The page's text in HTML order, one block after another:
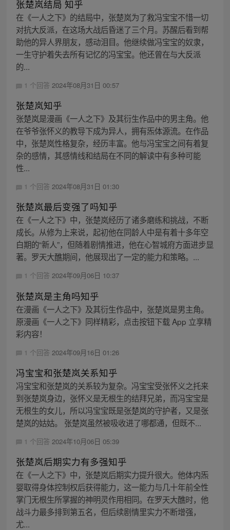
张楚岚结局 知乎
在《一人之下》的结局中，张楚岚为了救冯宝宝不惜一切
对抗大反派，在这场大战后昏迷了三个月。苏醒后看到帮
助他的异人界朋友，感动泪目。他继续做冯宝宝的奴隶，
一生守护着失去所有记忆的冯宝宝。他还曾在与大反派
的...
1 个回答 2024年08月31日 00:57
张楚岚知乎
张楚岚是漫画《一人之下》及其衍生作品中的男主角。他
在爷爷张怀义的教导下成为异人，拥有炁体源流。在作品
中，张楚岚性格复杂，经历丰富。他与冯宝宝之间有着复
杂的感情，其感情线和结局在不同的解读中有多种可能
性...
1 个回答 2024年08月31日 01:30
张楚岚最后变强了吗知乎
在《一人之下》中，张楚岚经历了诸多磨练和挑战，不断
成长。从修为上来说，起初他在同龄人中是有着十多年空
白期的“新人”，但随着剧情推进，他在心智城府方面进步显
著。罗天大醮期间，他展现出了一定的能力和策略。...
1 个回答 2024年09月06日 10:37
张楚岚是主角吗知乎
在漫画《一人之下》及其衍生作品中，张楚岚是男主角。
原漫画《一人之下》同样精彩，点击按钮下载 App 立享精
彩内容！
1 个回答 2024年09月16日 01:26
冯宝宝和张楚岚关系知乎
冯宝宝和张楚岚的关系较为复杂。冯宝宝受张怀义之托来
到张楚岚身边，张怀义是无根生的结拜兄弟，而冯宝宝是
无根生的女儿，所以冯宝宝既是张楚岚的守护者，又是张
楚岚的姑姑。 张楚岚虽然被吸收进了哪都通，但既不...
1 个回答 2024年10月06日 05:39
张楚岚后期实力有多强知乎
在《一人之下》中，张楚岚后期实力提升很大。他体内炁
婴取得身体控制权后获得能力，这一能力与几十年前全性
掌门无根生所掌握的神明灵作用相同。在罗天大醮时，他
战斗力最多排到第五名，但后续剧情里实力不断增强，
尤...